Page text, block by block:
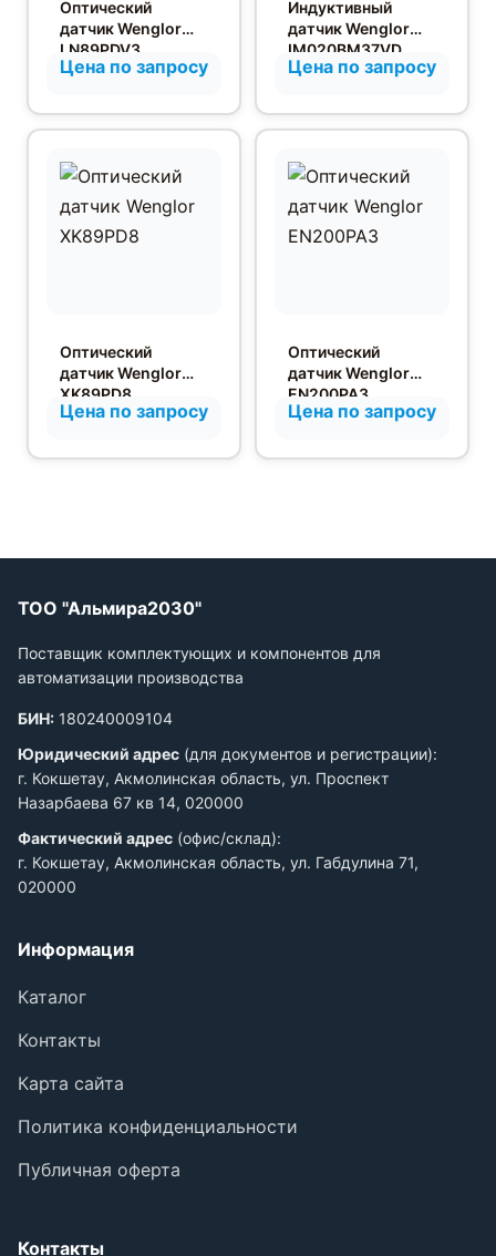
Оптический
датчик Wenglor
LN89PDV3
Цена по запросу
Индуктивный
датчик Wenglor
IM020BM37VD
Цена по запросу
Оптический
датчик Wenglor
XK89PD8
Цена по запросу
Оптический
датчик Wenglor
EN200PA3
Цена по запросу
ТОО "Альмира2030"
Поставщик комплектующих и компонентов для
автоматизации производства
БИН: 180240009104
Юридический адрес (для документов и регистрации):
г. Кокшетау, Акмолинская область, ул. Проспект
Назарбаева 67 кв 14, 020000
Фактический адрес (офис/склад):
г. Кокшетау, Акмолинская область, ул. Габдулина 71,
020000
Информация
Каталог
Контакты
Карта сайта
Политика конфиденциальности
Публичная оферта
Контакты